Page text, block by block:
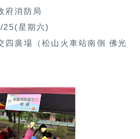
府消防局
25(星期六)
四廣場（松山火車站南側 佛光